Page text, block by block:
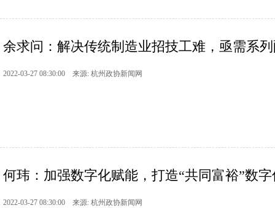
余求问：解决传统制造业招技工难，亟需系
2022-03-27 08:30:00 来源: 杭州政协新闻网
何玮：加强数字化赋能，打造“共同富裕”数
2022-03-27 08:30:00 来源: 杭州政协新闻网